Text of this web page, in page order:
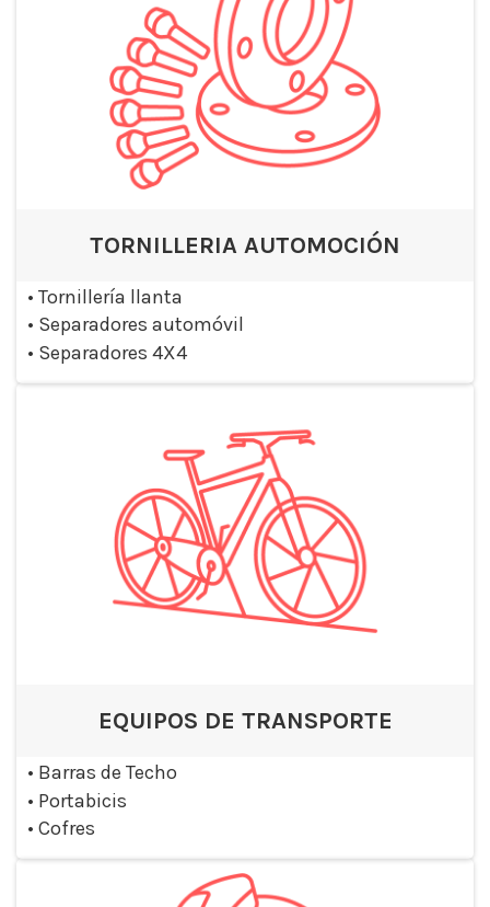
TORNILLERIA AUTOMOCIÓN
• Tornillería llanta
• Separadores automóvil
• Separadores 4X4
EQUIPOS DE TRANSPORTE
• Barras de Techo
• Portabicis
• Cofres